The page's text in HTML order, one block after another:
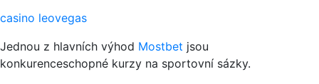
casino leovegas
Jednou z hlavních výhod Mostbet jsou
konkurenceschopné kurzy na sportovní sázky.